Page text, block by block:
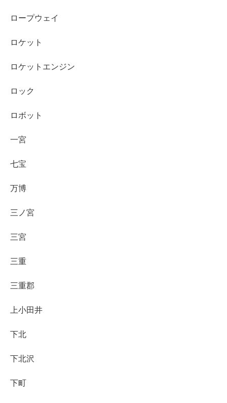
ロープウェイ
ロケット
ロケットエンジン
ロック
ロボット
一宮
七宝
万博
三ノ宮
三宮
三重
三重郡
上小田井
下北
下北沢
下町